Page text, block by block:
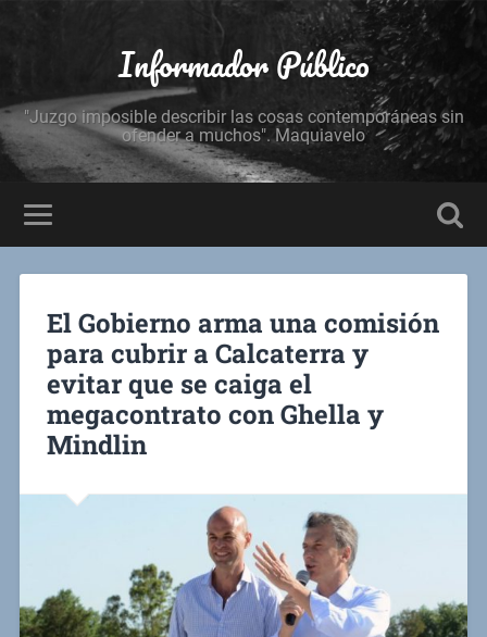
Informador Público
"Juzgo imposible describir las cosas contemporáneas sin
ofender a muchos". Maquiavelo
El Gobierno arma una comisión
para cubrir a Calcaterra y
evitar que se caiga el
megacontrato con Ghella y
Mindlin